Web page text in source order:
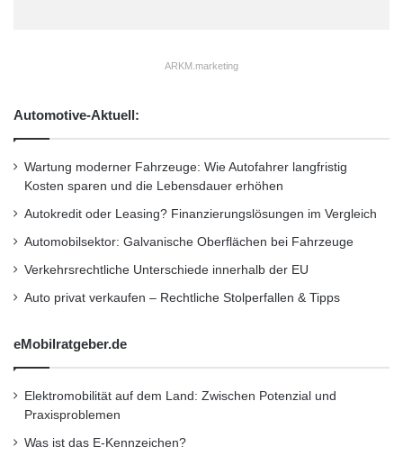
Wirtschaftsnachrichten
Kurzverweis
Firmenkommunikation PR
Unternehmensmeldungen
ARKM.marketing
Automotive-Aktuell:
Wartung moderner Fahrzeuge: Wie Autofahrer langfristig
Kosten sparen und die Lebensdauer erhöhen
Autokredit oder Leasing? Finanzierungslösungen im Vergleich
Automobilsektor: Galvanische Oberflächen bei Fahrzeuge
Verkehrsrechtliche Unterschiede innerhalb der EU
Auto privat verkaufen – Rechtliche Stolperfallen & Tipps
eMobilratgeber.de
Elektromobilität auf dem Land: Zwischen Potenzial und
Praxisproblemen
Was ist das E-Kennzeichen?